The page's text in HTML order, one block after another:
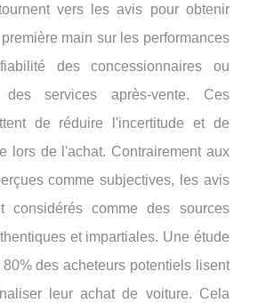
vers les avis pour obtenir
main sur les performances
des concessionnaires ou
services après-vente. Ces
de réduire l'incertitude et de
lors de l'achat. Contrairement aux
comme subjectives, les avis
considérés comme des sources
et impartiales. Une étude
des acheteurs potentiels lisent
leur achat de voiture. Cela